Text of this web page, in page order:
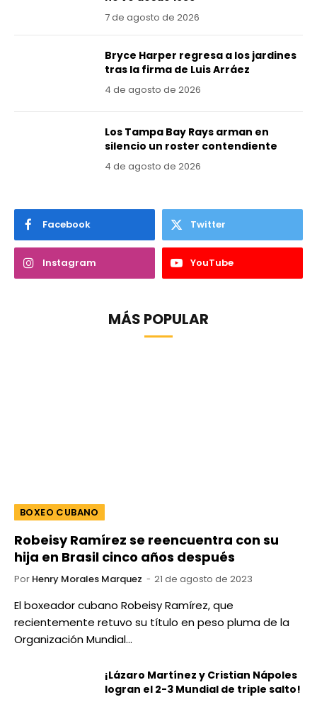
7 de agosto de 2026
Bryce Harper regresa a los jardines
tras la firma de Luis Arráez
4 de agosto de 2026
Los Tampa Bay Rays arman en
silencio un roster contendiente
4 de agosto de 2026
Facebook Twitter
Instagram YouTube
MÁS POPULAR
BOXEO CUBANO
Robeisy Ramírez se reencuentra con su
hija en Brasil cinco años después
Por Henry Morales Marquez 21 de agosto de 2023
El boxeador cubano Robeisy Ramírez, que
recientemente retuvo su título en peso pluma de la
Organización Mundial…
¡Lázaro Martínez y Cristian Nápoles
logran el 2-3 Mundial de triple salto!